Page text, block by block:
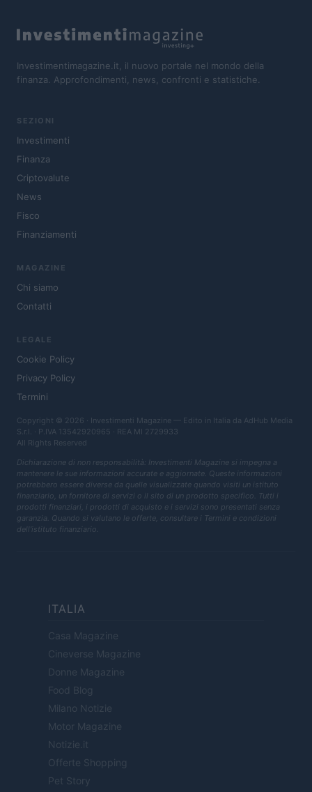
Investimentimagazine.it, il nuovo portale nel mondo della
finanza. Approfondimenti, news, confronti e statistiche.
SEZIONI
Investimenti
Finanza
Criptovalute
News
Fisco
Finanziamenti
MAGAZINE
Chi siamo
Contatti
LEGALE
Cookie Policy
Privacy Policy
Termini
Copyright © 2026 · Investimenti Magazine — Edito in Italia da AdHub Media
S.r.l. · P.IVA 13542920965 · REA MI 2729933
All Rights Reserved
Dichiarazione di non responsabilità: Investimenti Magazine si impegna a
mantenere le sue informazioni accurate e aggiornate. Queste informazioni
potrebbero essere diverse da quelle visualizzate quando visiti un istituto
finanziario, un fornitore di servizi o il sito di un prodotto specifico. Tutti i
prodotti finanziari, i prodotti di acquisto e i servizi sono presentati senza
garanzia. Quando si valutano le offerte, consultare i Termini e condizioni
dell'istituto finanziario.
ITALIA
Casa Magazine
Cineverse Magazine
Donne Magazine
Food Blog
Milano Notizie
Motor Magazine
Notizie.it
Offerte Shopping
Pet Story